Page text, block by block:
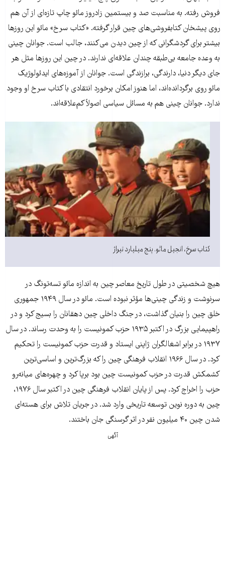
فروش رفته. به مناسبت صد و بیستمین زادروز مائو چاپ تازه‌ای از آن هم
روی پیشخان کتابفروشی‌های چین قرار گرفته. «کتاب سرخ» مائو این روزها
بیشتر برای گردشگرانی که از چین دیدن می‌کنند، جالب است. جوانان چینی
به وعده جامعه بی‌طبقه چندان علاقه‌ای ندارند. در چین این روزها مثل هر
جای دیگر دنیا، دارندگی، برازندگی است. جوانان از آموزه‌های ایدئولوژیک
مائو روی برگردانده‌اند، اما هنوز امکان برخورد انتقادی با کتاب سرخ او وجود
ندارد. جوانان چینی هم به مسائل سیاسی اصولاً کم‌علاقه‌اند.
کتاب سرخ، انجیل مائو. پنج میلیارد تیراژ
هیچ شخصیتی در طول تاریخ معاصر چین به اندازه مائو تسه‌تونگ در
سرنوشت و زندگی چینی‌ها مؤثر نبوده است. مائو در سال ۱۹۴۹ جمهوری
خلق چین را بنیان گذاشت، در جنگ داخلی چین دهقانان را بسیج کرد و در
راهپیمایی بزرگ در اکتبر ۱۹۳۵ حزب کمونیست را به وحدت رساند. در سال
۱۹۳۷ در برابر اشغالگران ژاپنی ایستاد و قدرت حزب کمونیست را تحکیم
کرد. در سال ۱۹۶۶ انقلاب فرهنگی چین را که بزرگ‌ترین و اساسی‌ترین
کشمکش قدرت در حزب کمونیست چین بود برپا کرد و چهره‌های میانه‌رو
حزب را اخراج کرد. پس از پایان انقلاب فرهنگی چین در اکتبر سال ۱۹۷۶،
چین به دوره نوین توسعه تاریخی وارد شد. در جریان تلاش برای هسته‌ای
شدن چین ۴۰ میلیون نفر در اثر گرسنگی جان باختند.
آگهی